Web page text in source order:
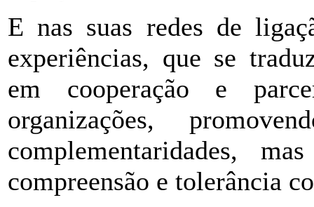
E nas suas redes de
experiências, que se
em cooperação e
organizações,
complementaridades,
compreensão e tolerância